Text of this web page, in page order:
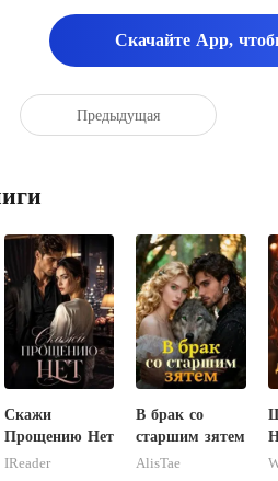
Скачайте App,
Предыдущая
Скажи
Прощению Нет
IReader
В брак со
старшим зятем
AlisTae